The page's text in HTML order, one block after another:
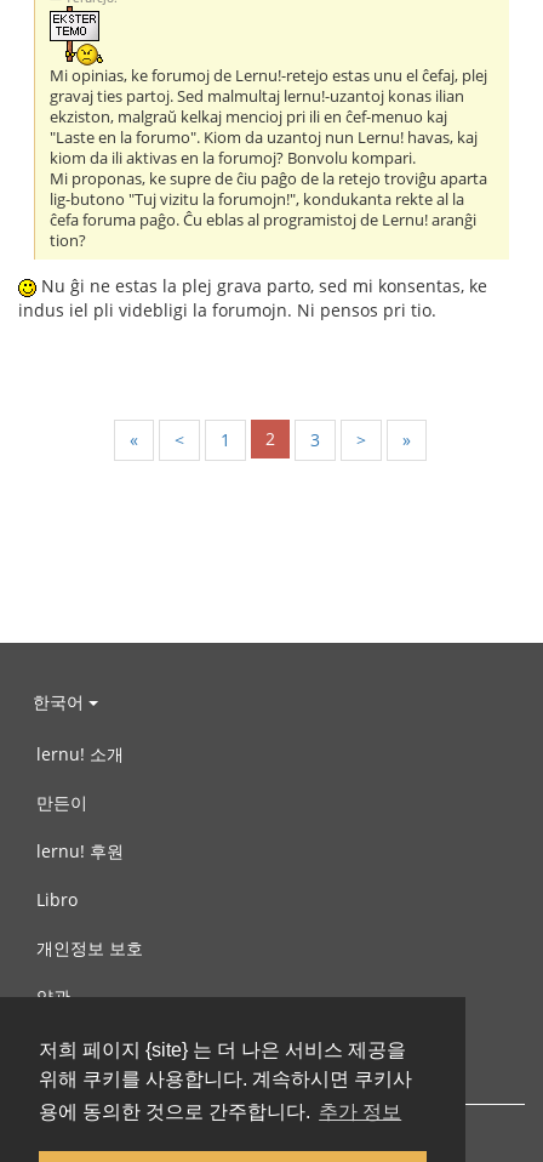
저희 페이지 {site} 는 더 나은 서비스 제공을
위해 쿠키를 사용합니다. 계속하시면 쿠키사
용에 동의한 것으로 간주합니다. 추가 정보
Mi opinias, ke forumoj de Lernu!-retejo estas unu el ĉefaj, plej
gravaj ties partoj. Sed malmultaj lernu!-uzantoj konas ilian
ekziston, malgraŭ kelkaj mencioj pri ili en ĉef-menuo kaj
"Laste en la forumo". Kiom da uzantoj nun Lernu! havas, kaj
kiom da ili aktivas en la forumoj? Bonvolu kompari.
Mi proponas, ke supre de ĉiu paĝo de la retejo troviĝu aparta
lig-butono "Tuj vizitu la forumojn!", kondukanta rekte al la
ĉefa foruma paĝo. Ĉu eblas al programistoj de Lernu! aranĝi
tion?
Nu ĝi ne estas la plej grava parto, sed mi konsentas, ke
indus iel pli videbligi la forumojn. Ni pensos pri tio.
« < 1 2 3 > »
한국어
lernu! 소개
만든이
lernu! 후원
Libro
개인정보 보호
약관
제안, 문의